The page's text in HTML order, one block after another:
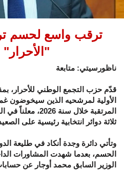
ترقب واسع لحسم
ناظورسيتي: متابعة
قدّم حزب التجمع الوطني للأحرار،
الأولية لمرشحيه الذين سيخوضون
المرتقبة خلال
ثلاثة دوائر انتخابية رئيسية على
وتأتي دائرة وجدة أنكاد في طليعة
الحسم، بعدما شهدت المشاورات
الوزير السابق محمد أوجار عن